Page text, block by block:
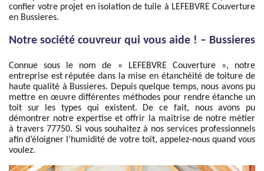
confier votre projet en isolation de tuile à LEFEBVRE Couverture
en Bussieres.
Notre société couvreur qui vous aide ! – Bussieres
Connue sous le nom de « LEFEBVRE Couverture », notre
entreprise est réputée dans la mise en étanchéité de toiture de
haute qualité à Bussieres. Depuis quelque temps, nous avons pu
mettre en œuvre différentes méthodes pour rendre étanche un
toit sur les types qui existent. De ce fait, nous avons pu
démontrer notre expertise et offrir la maitrise de notre métier
à travers 77750. Si vous souhaitez à nos services professionnels
afin d’éloigner l’humidité de votre toit, appelez-nous quand vous
voulez.